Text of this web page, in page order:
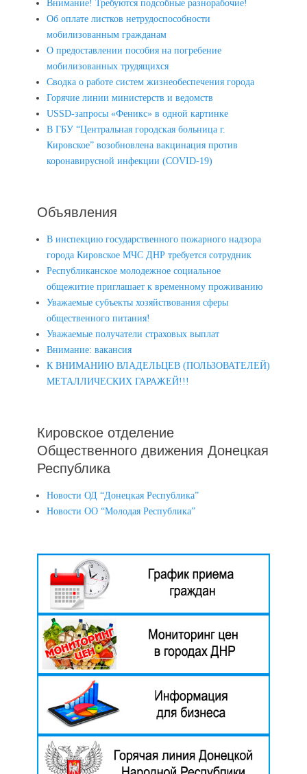
Внимание! Требуются подсобные разнорабочие!
Об оплате листков нетрудоспособности
мобилизованным гражданам
О предоставлении пособия на погребение
мобилизованных трудящихся
Сводка о работе систем жизнеобеспечения города
Горячие линии министерств и ведомств
USSD-запросы «Феникс» в одной картинке
В ГБУ “Центральная городская больница г.
Кировское” возобновлена вакцинация против
коронавирусной инфекции (COVID-19)
Объявления
В инспекцию государственного пожарного надзора
города Кировское МЧС ДНР требуется сотрудник
Республиканское молодежное социальное
общежитие приглашает к временному проживанию
Уважаемые субъекты хозяйствования сферы
общественного питания!
Уважаемые получатели страховых выплат
Внимание: вакансия
К ВНИМАНИЮ ВЛАДЕЛЬЦЕВ (ПОЛЬЗОВАТЕЛЕЙ)
МЕТАЛЛИЧЕСКИХ ГАРАЖЕЙ!!!
Кировское отделение
Общественного движения Донецкая
Республика
Новости ОД “Донецкая Республика”
Новости ОО “Молодая Республика”